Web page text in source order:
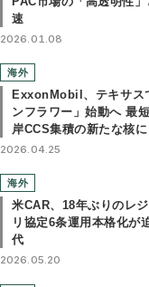
速
2026.01.08
海外
ExxonMobil、テキサス
ンフラワー」始動へ 最
岸CCS集積の新たな核に
2026.04.25
海外
米CAR、18年ぶりのレ
リ協定6条運用本格化が
代
2026.05.20